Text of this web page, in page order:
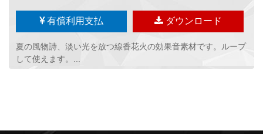
有償利用支払 ダウンロード
夏の風物詩、淡い光を放つ線香花火の効果音素材です。ループ
して使えます。...